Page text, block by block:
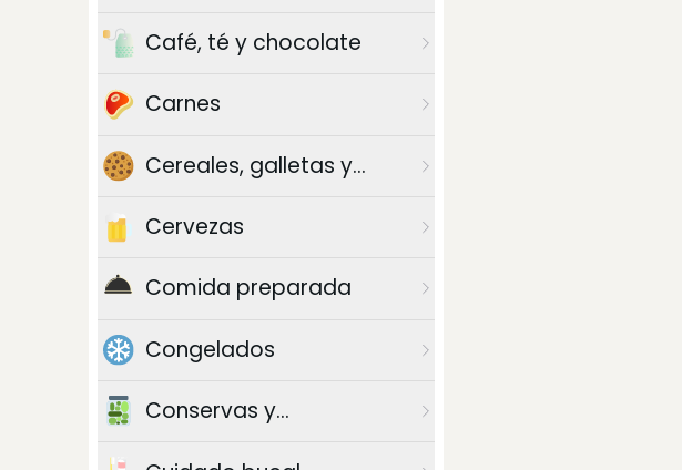
Café, té y chocolate
Carnes
Cereales, galletas y
Cervezas
Comida preparada
Congelados
Conservas y